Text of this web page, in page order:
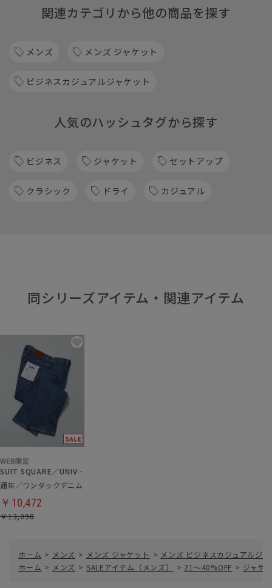
関連カテゴリから他の商品を探す
メンズ メンズ ジャケット
ビジネスカジュアルジャケット
人気のハッシュタグから探す
ビジネス ジャケット セットアップ
クラシック ドライ カジュアル
同シリーズアイテム・関連アイテム
SUIT SQUARE／UNIVERSAL LANGUAGE
通年／ワンタックデニム
￥10,472
￥13,090
ホーム > メンズ > メンズ ジャケット > メンズ ビジネスカジュアルジ
ホーム > メンズ > SALEアイテム（メンズ） > 21～40%OFF > ジャケ